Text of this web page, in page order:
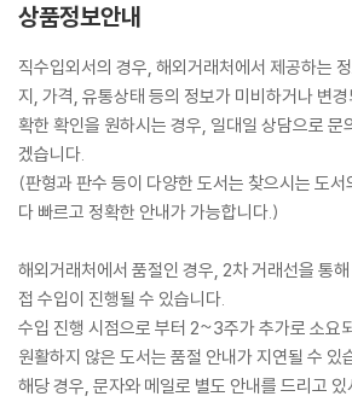
상품정보안내
직수입외서의 경우, 해외거래처에서 제공하는
지, 가격, 유통상태 등의 정보가 미비하거나 변
확한 확인을 원하시는 경우, 일대일 상담으로 문
겠습니다.
(판형과 판수 등이 다양한 도서는 찾으시는 도
다 빠르고 정확한 안내가 가능합니다.)
해외거래처에서 품절인 경우, 2차 거래선을 통
접 수입이 진행될 수 있습니다.
수입 진행 시점으로 부터 2~3주가 추가로 소요
원활하지 않은 도서는 품절 안내가 지연될 수 있
해당 경우, 문자와 메일로 별도 안내를 드리고